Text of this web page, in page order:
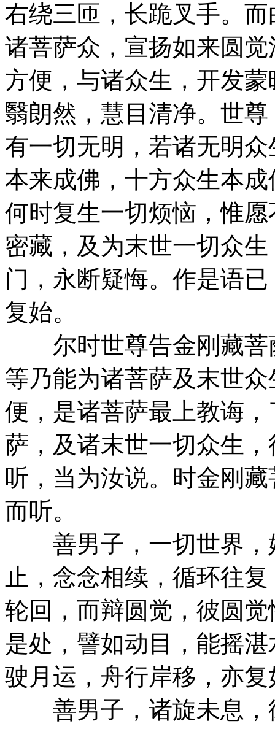
右绕三匝，长跪叉手。
诸菩萨众，宣扬如来圆
方便，与诸众生，开发
翳朗然，慧目清净。世
有一切无明，若诸无明
本来成佛，十方众生本
何时复生一切烦恼，惟
密藏，及为末世一切众
门，永断疑悔。作是语
复始。
尔时世尊告金刚藏菩
等乃能为诸菩萨及末世
便，是诸菩萨最上教诲
萨，及诸末世一切众生
听，当为汝说。时金刚
而听。
善男子，一切世界，
止，念念相续，循环往
轮回，而辩圆觉，彼圆
是处，譬如动目，能摇
驶月运，舟行岸移，亦复
善男子，诸旋未息，